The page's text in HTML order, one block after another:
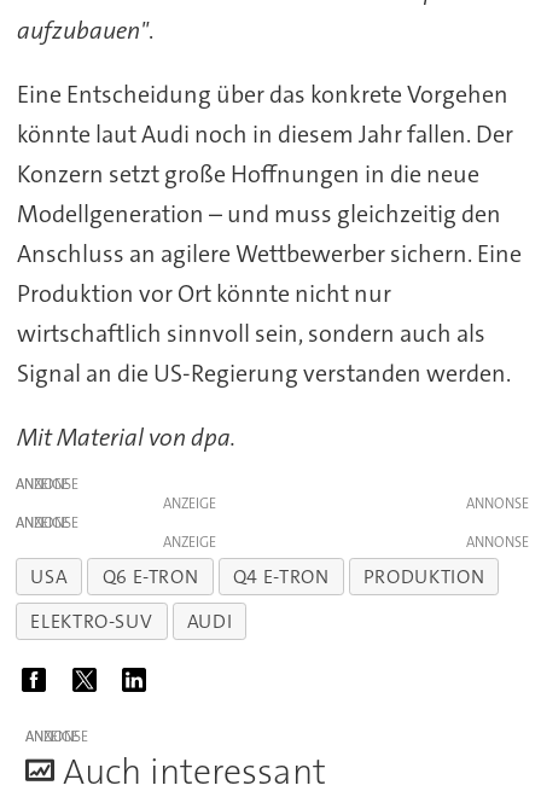
aufzubauen".
Eine Entscheidung überdas konkreteVorgehen
könnte lautAudi noch in diesem Jahrfallen. Der
Konzern setztgroße Hoffnungen in die neue
Modellgeneration –und muss gleichzeitig den
Anschluss an agilereWettbewerbersichern. Eine
Produktion vorOrtkönnte nichtnur
wirtschaftlich sinnvoll sein, sondern auch als
Signal an die US-Regierungverstanden werden.
Mit Material von dpa.
ANZEIGE
ANZEIGE
ANZEIGE
ANZEIGE
USA Q6 E-TRON Q4 E-TRON
PRODUKTION
ELEKTRO-SUV
AUDI
ANZEIGE
Auch interessant